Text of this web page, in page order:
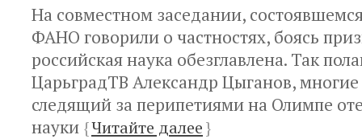
На совместном заседании,
ФАНО говорили о частностях, боясь
российская наука обезглавлена. Так
ЦарьградТВ Александр Цыганов,
следящий за перипетиями на Олимпе
науки {Читайте далее}